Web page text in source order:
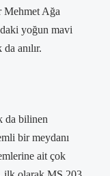
Mehmet Ağa
yoğun mavi
anılır.
da bilinen
bir meydanı
ait çok